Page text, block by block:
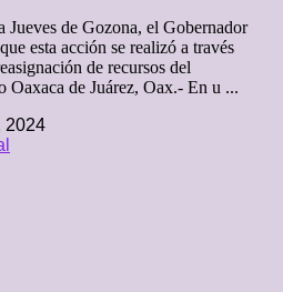
Jueves de Gozona, el Gobernador
esta acción se realizó a través
de recursos del
Oaxaca de Juárez, Oax.- En u ...
2024